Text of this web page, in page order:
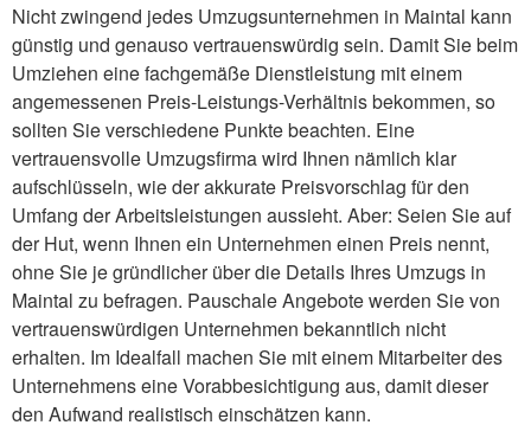
Nicht zwingend jedes Umzugsunternehmen in Maintal kann
günstig und genauso vertrauenswürdig sein. Damit Sie beim
Umziehen eine fachgemäße Dienstleistung mit einem
angemessenen Preis-Leistungs-Verhältnis bekommen, so
sollten Sie verschiedene Punkte beachten. Eine
vertrauensvolle Umzugsfirma wird Ihnen nämlich klar
aufschlüsseln, wie der akkurate Preisvorschlag für den
Umfang der Arbeitsleistungen aussieht. Aber: Seien Sie auf
der Hut, wenn Ihnen ein Unternehmen einen Preis nennt,
ohne Sie je gründlicher über die Details Ihres Umzugs in
Maintal zu befragen. Pauschale Angebote werden Sie von
vertrauenswürdigen Unternehmen bekanntlich nicht
erhalten. Im Idealfall machen Sie mit einem Mitarbeiter des
Unternehmens eine Vorabbesichtigung aus, damit dieser
den Aufwand realistisch einschätzen kann.